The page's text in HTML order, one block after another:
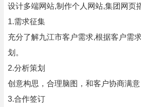
设计多端网站,制作个人网站,集团网页
1.需求征集
充分了解九江市客户需求,根据客户需
划。
2.分析策划
创意构思，合理脑图，和客户协商满意
3.合作签订